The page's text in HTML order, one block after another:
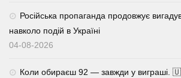
Російська пропаганда продовжує
навколо подій в Україні
04-08-2026
Коли обираєш 92 — завжди у виграші.